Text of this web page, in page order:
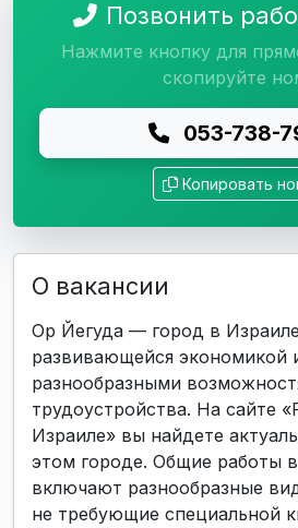
Позвонить
Нажмите кнопку для
скопируйте
053-738-
Копировать
О вакансии
Ор Йегуда — город в
развивающейся экономикой
разнообразными
трудоустройства. На сайте
Израиле» вы найдете
этом городе. Общие работы
включают разнообразные
не требующие специальной